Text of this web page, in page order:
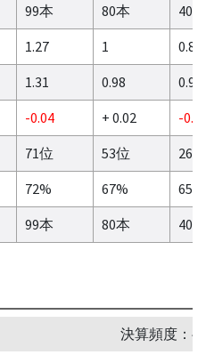
99本 80本
40本
1.27 1
0.89
1.31 0.98
0.9
-0.04 + 0.02
-
71位 53位
26位
72% 67%
65%
99本 80本 40本
決算頻度：